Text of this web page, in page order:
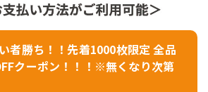
者勝ち！！先着1000枚限定 全品
クーポン！！！※無くなり次第